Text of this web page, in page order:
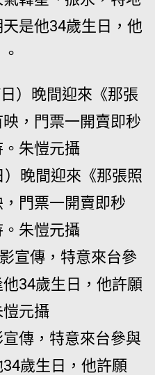
是他34歲生日，他
晚間迎來《那張照
門票一開賣即秒
朱愷元攝
傳，特意來台參與
歲生日，他許願